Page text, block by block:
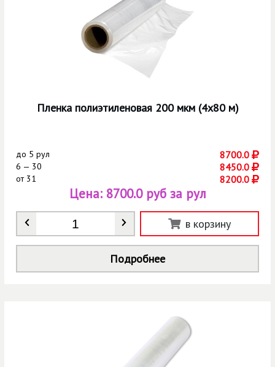
Пленка полиэтиленовая 200 мкм (4х80 м)
до 5 рул 8700.0
6 — 30 8450.0
от31 8200.0
Количество
Цена: 8700.0 руб за рул
в корзину
Подробнее